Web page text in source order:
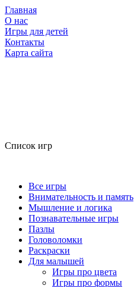
Главная
О нас
Игры для детей
Контакты
Карта сайта
Список игр
Все игры
Внимательность и память
Мышление и логика
Познавательные игры
Пазлы
Головоломки
Раскраски
Для малышей
Игры про цвета
Игры про формы